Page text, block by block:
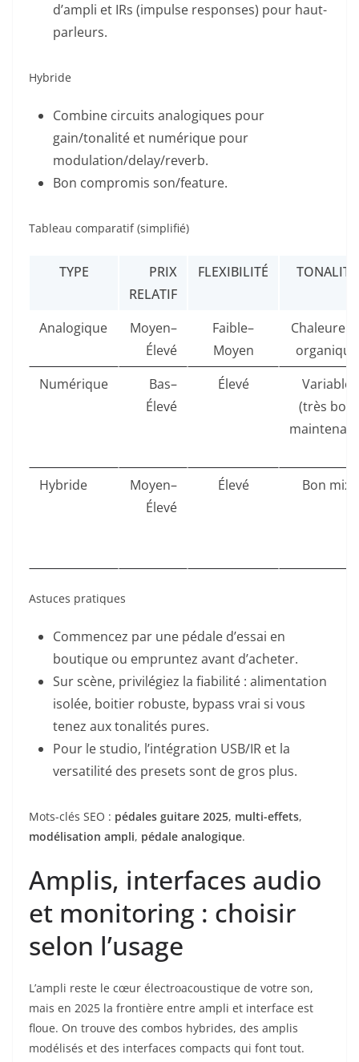
d’ampli et IRs (impulse responses) pour haut-
parleurs.
Hybride
Combine circuits analogiques pour
gain/tonalité et numérique pour
modulation/delay/reverb.
Bon compromis son/feature.
Tableau comparatif (simplifié)
TYPE
PRIX
RELATIF
FLEXIBILITÉ TONALITÉ
Analogique
Moyen–
Élevé
Faible–
Moyen
organique
Numérique
Bas–
Élevé
Élevé
Variable
(très bon
Hybride
Moyen–
Élevé
Élevé Bon mix
Astuces pratiques
Commencez par une pédale d’essai en
boutique ou empruntez avant d’acheter.
Sur scène, privilégiez la fiabilité : alimentation
isolée, boitier robuste, bypass vrai si vous
tenez aux tonalités pures.
Pour le studio, l’intégration USB/IR et la
versatilité des presets sont de gros plus.
Mots-clés SEO : pédales guitare 2025, multi-effets,
modélisation ampli, pédale analogique.
Amplis, interfaces audio
et monitoring : choisir
selon l’usage
L’ampli reste le cœur électroacoustique de votre son,
mais en 2025 la frontière entre ampli et interface est
floue. On trouve des combos hybrides, des amplis
modélisés et des interfaces compacts qui font tout.